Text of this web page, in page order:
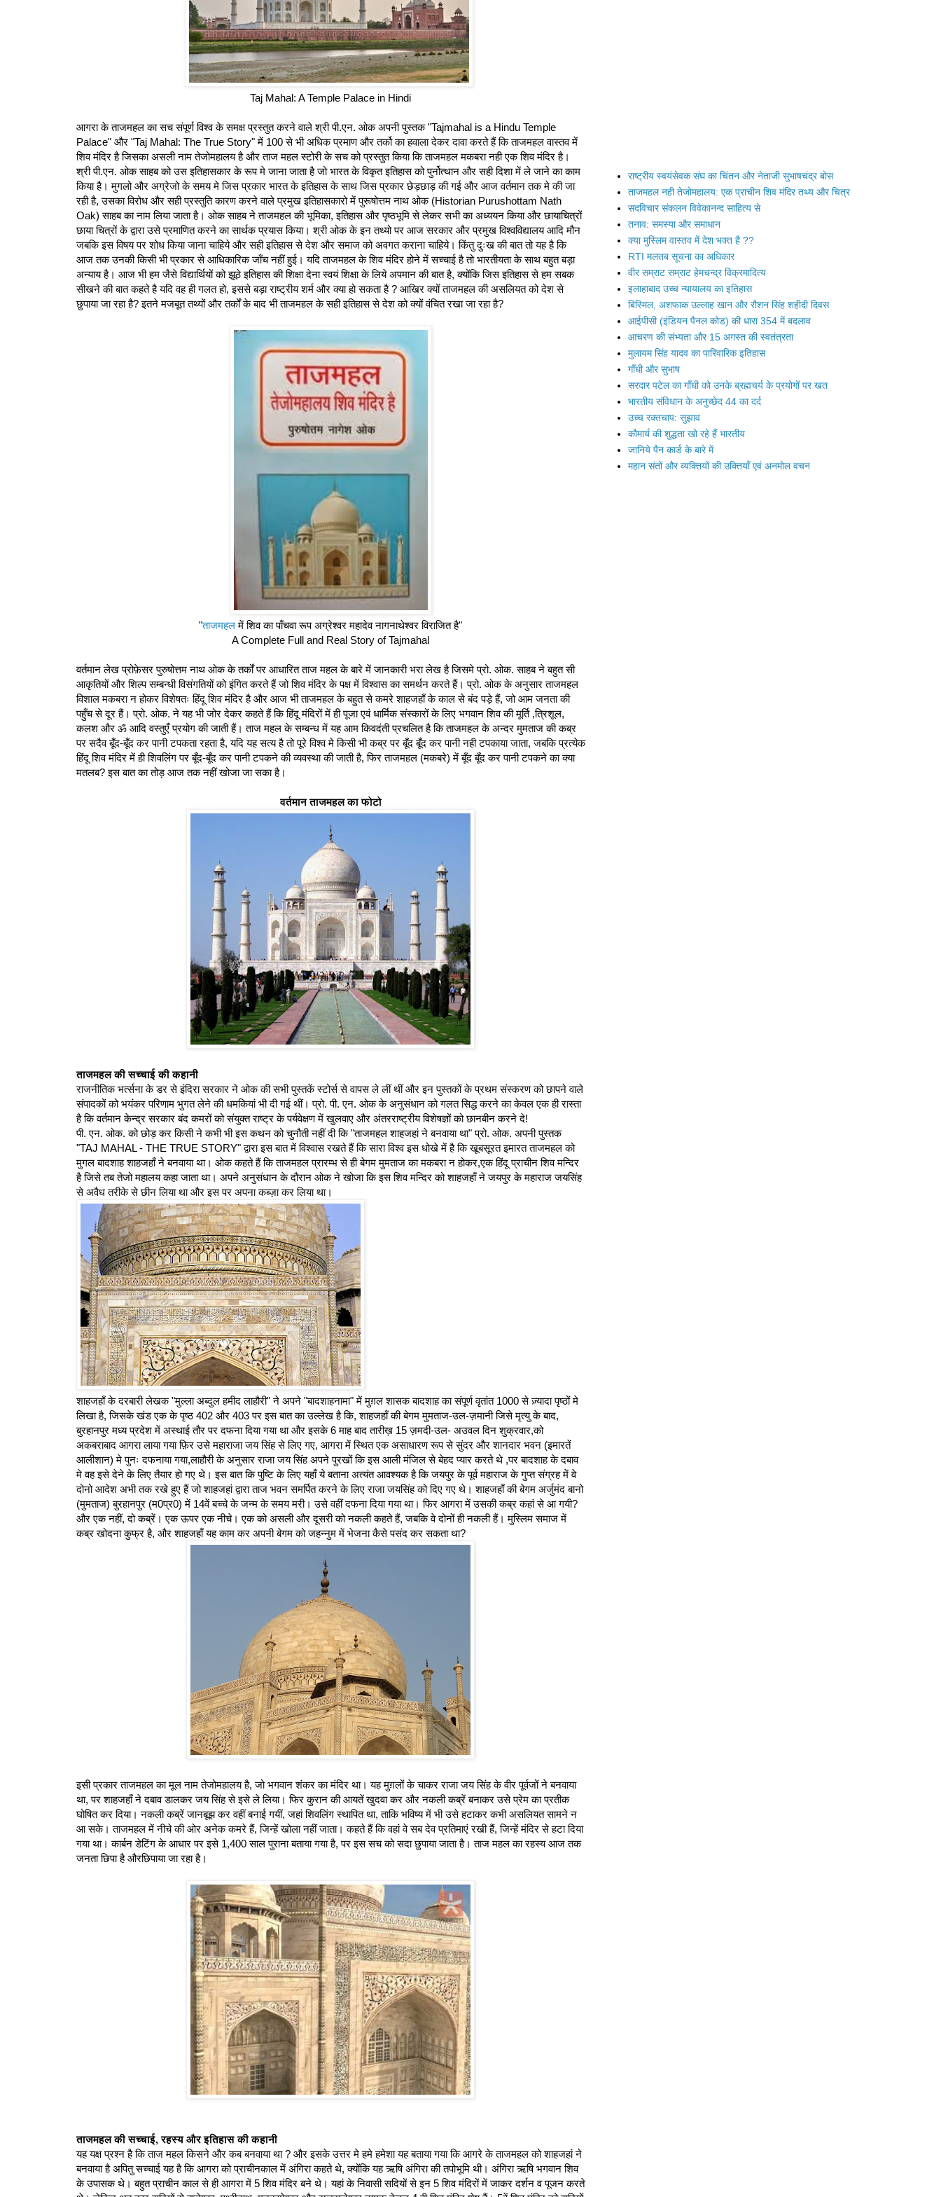
Taj Mahal: A Temple Palace in Hindi
आगरा के ताजमहल का सच संपूर्ण विश्व के समक्ष प्रस्तुत करने वाले श्री पी.एन. ओक अपनी पुस्तक "Tajmahal is a Hindu Temple
Palace" और "Taj Mahal: The True Story" में 100 से भी अधिक प्रमाण और तर्को का हवाला देकर दावा करते हैं कि ताजमहल वास्तव में
शिव मंदिर है जिसका असली नाम तेजोमहालय है और ताज महल स्टोरी के सच को प्रस्तुत किया कि ताजमहल मकबरा नही एक शिव मंदिर है।
श्री पी.एन. ओक साहब को उस इतिहासकार के रूप मे जाना जाता है जो भारत के विकृत इतिहास को पुर्नोत्थान और सही दिशा में ले जाने का काम
किया है। मुगलो और अग्रेजो के समय मे जिस प्रकार भारत के इतिहास के साथ जिस प्रकार छेड़छाड़ की गई और आज वर्तमान तक मे की जा
रही है, उसका विरोध और सही प्रस्तुति कारण करने वाले प्रमुख इतिहासकारो में पुरूषोत्तम नाथ ओक (Historian Purushottam Nath
Oak) साहब का नाम लिया जाता है। ओक साहब ने ताजमहल की भूमिका, इतिहास और पृष्ठभूमि से लेकर सभी का अध्ययन किया और छायाचित्रों
छाया चित्रों के द्वारा उसे प्रमाणित करने का सार्थक प्रयास किया। श्री ओक के इन तथ्यो पर आज सरकार और प्रमुख विश्वविद्यालय आदि मौन
जबकि इस विषय पर शोध किया जाना चाहिये और सही इतिहास से देश और समाज को अवगत कराना चाहिये। किंतु दुःख की बात तो यह है कि
आज तक उनकी किसी भी प्रकार से आधिकारिक जाँच नहीं हुई। यदि ताजमहल के शिव मंदिर होने में सच्चाई है तो भारतीयता के साथ बहुत बड़ा
अन्याय है। आज भी हम जैसे विद्यार्थियों को झूठे इतिहास की शिक्षा देना स्वयं शिक्षा के लिये अपमान की बात है, क्योंकि जिस इतिहास से हम सबक
सीखने की बात कहते है यदि वह ही गलत हो, इससे बड़ा राष्ट्रीय शर्म और क्‍या हो सकता है ? आखिर क्यों ताजमहल की असलियत को देश से
छुपाया जा रहा है? इतने मजबूत तथ्यों और तर्कों के बाद भी ताजमहल के सही इतिहास से देश को क्यों वंचित रखा जा रहा है?
"ताजमहलमें शिव का पाँचवा रूप अग्रेश्वर महादेव नागनाथेश्वर विराजित है"
A Complete Full and Real Story of Tajmahal
वर्तमान लेख प्रोफ़ेसर पुरुषोत्तम नाथ ओक के तर्कों पर आधारित ताज महल के बारे में जानकारी भरा लेख है जिसमे प्रो. ओक. साहब ने बहुत सी
आकृतियों और शिल्प सम्बन्धी विसंगतियों को इंगित करते हैं जो शिव मंदिर के पक्ष में विश्वास का समर्थन करते हैं। प्रो. ओक के अनुसार ताजमहल
विशाल मकबरा न होकर विशेषतः हिंदू शिव मंदिर है और आज भी ताजमहल के बहुत से कमरे शाहजहाँ के काल से बंद पड़े हैं, जो आम जनता की
पहुँच से दूर हैं। प्रो. ओक. ने यह भी जोर देकर कहते हैं कि हिंदू मंदिरों में ही पूजा एवं धार्मिक संस्कारों के लिए भगवान शिव की मूर्ति ,त्रिशूल,
कलश और ॐ आदि वस्तुएँ प्रयोग की जाती हैं। ताज महल के सम्बन्ध में यह आम किवदंती प्रचलित है कि ताजमहल के अन्दर मुमताज की कब्र
पर सदैव बूँद-बूँद कर पानी टपकता रहता है, यदि यह सत्य है तो पूरे विश्व मे किसी भी कब्र पर बूँद बूँद कर पानी नही टपकाया जाता, जबकि प्रत्येक
हिंदू शिव मंदिर में ही शिवलिंग पर बूँद-बूँद कर पानी टपकने की व्यवस्था की जाती है, फिर ताजमहल (मकबरे) में बूँद बूँद कर पानी टपकने का क्या
मतलब? इस बात का तोड़ आज तक नहीं खोजा जा सका है।
वर्तमान ताजमहल का फोटो
ताजमहल की सच्चाई की कहानी
राजनीतिक भर्त्सना के डर से इंदिरा सरकार ने ओक की सभी पुस्तकें स्टोर्स से वापस ले लीं थीं और इन पुस्तकों के प्रथम संस्करण को छापने वाले
संपादकों को भयंकर परिणाम भुगत लेने की धमकियां भी दी गई थीं। प्रो. पी. एन. ओक के अनुसंधान को गलत सिद्ध करने का केवल एक ही रास्ता
है कि वर्तमान केन्द्र सरकार बंद कमरों को संयुक्त राष्ट्र के पर्यवेक्षण में खुलवाए और अंतरराष्ट्रीय विशेषज्ञों को छानबीन करने दे!
पी. एन. ओक. को छोड़ कर किसी ने कभी भी इस कथन को चुनौती नहीं दी कि "ताजमहल शाहजहां ने बनवाया था" प्रो. ओक. अपनी पुस्तक
"TAJ MAHAL - THE TRUE STORY" द्वारा इस बात में विश्वास रखते हैं कि सारा विश्व इस धोखे में है कि खूबसूरत इमारत ताजमहल को
मुगल बादशाह शाहजहाँ ने बनवाया था। ओक कहते हैं कि ताजमहल प्रारम्भ से ही बेगम मुमताज का मकबरा न होकर,एक हिंदू प्राचीन शिव मन्दिर
है जिसे तब तेजो महालय कहा जाता था। अपने अनुसंधान के दौरान ओक ने खोजा कि इस शिव मन्दिर को शाहजहाँ ने जयपुर के महाराज जयसिंह
से अवैध तरीके से छीन लिया था और इस पर अपना कब्ज़ा कर लिया था।
शाहजहाँ के दरबारी लेखक "मुल्ला अब्दुल हमीद लाहौरी" ने अपने "बादशाहनामा" में मुग़ल शासक बादशाह का संपूर्ण वृतांत 1000 से ज़्यादा पृष्ठों मे
लिखा है, जिसके खंड एक के पृष्ठ 402 और 403 पर इस बात का उल्लेख है कि, शाहजहाँ की बेगम मुमताज-उल-ज़मानी जिसे मृत्यु के बाद,
बुरहानपुर मध्य प्रदेश में अस्थाई तौर पर दफना दिया गया था और इसके 6 माह बाद तारीख़ 15 ज़मदी-उल- अउवल दिन शुक्रवार,को
अकबराबाद आगरा लाया गया फ़िर उसे महाराजा जय सिंह से लिए गए, आगरा में स्थित एक असाधारण रूप से सुंदर और शानदार भवन (इमारतें
आलीशान) मे पुनः दफनाया गया,लाहौरी के अनुसार राजा जय सिंह अपने पुरखों कि इस आली मंजिल से बेहद प्यार करते थे ,पर बादशाह के दबाव
मे वह इसे देने के लिए तैयार हो गए थे। इस बात कि पुष्टि के लिए यहाँ ये बताना अत्यंत आवश्यक है कि जयपुर के पूर्व महाराज के गुप्त संग्रह में वे
दोनो आदेश अभी तक रखे हुए हैं जो शाहजहां द्वारा ताज भवन समर्पित करने के लिए राजा जयसिंह को दिए गए थे। शाहजहाँ की बेगम अर्जुमंद बानो
(मुमताज) बुरहानपुर (म0प्र0) में 14वें बच्चे के जन्म के समय मरी। उसे वहीं दफना दिया गया था। फिर आगरा में उसकी कब्र कहां से आ गयी?
और एक नहीं, दो कब्रें। एक ऊपर एक नीचे। एक को असली और दूसरी को नकली कहते हैं, जबकि वे दोनों ही नकली हैं। मुस्लिम समाज में
कब्र खोदना कुफ्र है, और शाहजहाँ यह काम कर अपनी बेगम को जहन्नुम में भेजना कैसे पसंद कर सकता था?
इसी प्रकार ताजमहल का मूल नाम तेजोमहालय है, जो भगवान शंकर का मंदिर था। यह मुग़लों के चाकर राजा जय सिंह के वीर पूर्वजों ने बनवाया
था, पर शाहजहाँ ने दबाव डालकर जय सिंह से इसे ले लिया। फिर कुरान की आयतें खुदवा कर और नकली कब्रें बनाकर उसे प्रेम का प्रतीक
घोषित कर दिया। नकली कब्रें जानबूझ कर वहीं बनाई गयीं, जहां शिवलिंग स्थापित था, ताकि भविष्य में भी उसे हटाकर कभी असलियत सामने न
आ सके। ताजमहल में नीचे की ओर अनेक कमरे हैं, जिन्हें खोला नहीं जाता। कहते हैं कि वहां वे सब देव प्रतिमाएं रखी हैं, जिन्हें मंदिर से हटा दिया
गया था। कार्बन डेटिंग के आधार पर इसे 1,400 साल पुराना बताया गया है, पर इस सच को सदा छुपाया जाता है। ताज महल का रहस्य आज तक
जनता छिपा है औरछिपाया जा रहा है।
ताजमहल की सच्चाई, रहस्य और इतिहास की कहानी
यह यक्ष प्रश्न है कि ताज महल किसने और कब बनवाया था ? और इसके उत्तर मे हमे हमेशा यह बताया गया कि आगरे के ताजमहल को शाहजहां ने
बनवाया है अपितु सच्चाई यह है कि आगरा को प्राचीनकाल में अंगिरा कहते थे, क्योंकि यह ऋषि अंगिरा की तपोभूमि थी। अंगिरा ऋषि भगवान शिव
के उपासक थे। बहुत प्राचीन काल से ही आगरा में 5 शिव मंदिर बने थे। यहां के निवासी सदियों से इन 5 शिव मंदिरों में जाकर दर्शन व पूजन करते
राष्ट्रीय स्वयंसेवक संघ का चिंतन और नेताजी सुभाषचंद्र बोस
ताजमहल नही तेजोमहालय: एक प्राचीन शिव मंदिर तथ्य और चित्र
सदविचार संकलन विवेकानन्द साहित्य से
तनाव: समस्या और समाधान
क्या मुस्लिम वास्तव में देश भक्त है ??
RTI मलतब सूचना का अधिकार
वीर सम्राट सम्राट हेमचन्द्र विक्रमादित्य
इलाहाबाद उच्च न्यायालय का इतिहास
बिस्मिल, अशफाक उल्लाह खान और रौशन सिंह शहीदी दिवस
आईपीसी (इंडियन पैनल कोड) की धारा 354 में बदलाव
आचरण की संभ्यता और 15 अगस्त की स्वतंत्रता
मुलायम सिंह यादव का पारिवारिक इतिहास
गाँधी और सुभाष
सरदार पटेल का गाँधी को उनके ब्रह्मचर्य के प्रयोगों पर खत
भारतीय संविधान के अनुच्छेद 44 का दर्द
उच्च रक्तचाप: सुझाव
कौमार्य की शुद्धता खो रहे हैं भारतीय
जानिये पैन कार्ड के बारे में
महान संतों और व्यक्तियों की उक्तियाँ एवं अनमोल वचन